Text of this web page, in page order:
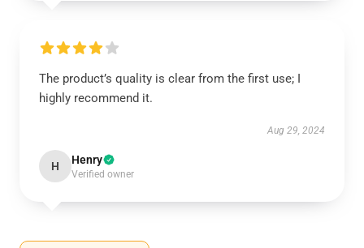
The product’s quality is clear from the first use; I
highly recommend it.
Aug 29, 2024
H Henry
Verified owner